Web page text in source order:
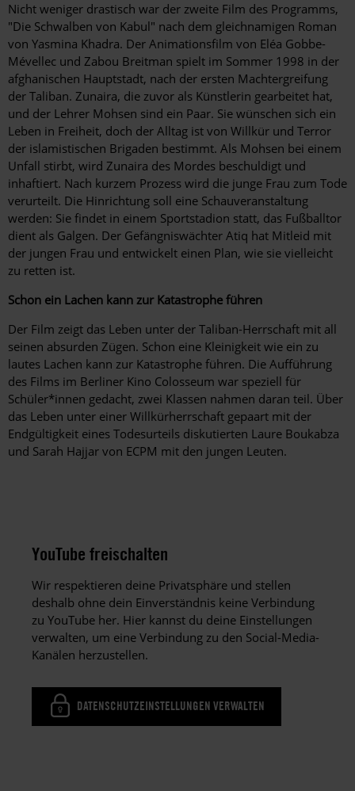
Nicht weniger drastisch war der zweite Film des Programms,
"Die Schwalben von Kabul" nach dem gleichnamigen Roman
von Yasmina Khadra. Der Animationsfilm von Eléa Gobbe-
Mévellec und Zabou Breitman spielt im Sommer 1998 in der
afghanischen Hauptstadt, nach der ersten Machtergreifung
der Taliban. Zunaira, die zuvor als Künstlerin gearbeitet hat,
und der Lehrer Mohsen sind ein Paar. Sie wünschen sich ein
Leben in Freiheit, doch der Alltag ist von Willkür und Terror
der islamistischen Brigaden bestimmt. Als Mohsen bei einem
Unfall stirbt, wird Zunaira des Mordes beschuldigt und
inhaftiert. Nach kurzem Prozess wird die junge Frau zum Tode
verurteilt. Die Hinrichtung soll eine Schauveranstaltung
werden: Sie findet in einem Sportstadion statt, das Fußballtor
dient als Galgen. Der Gefängniswächter Atiq hat Mitleid mit
der jungen Frau und entwickelt einen Plan, wie sie vielleicht
zu retten ist.
Schon ein Lachen kann zur Katastrophe führen
Der Film zeigt das Leben unter der Taliban-Herrschaft mit all
seinen absurden Zügen. Schon eine Kleinigkeit wie ein zu
lautes Lachen kann zur Katastrophe führen. Die Aufführung
des Films im Berliner Kino Colosseum war speziell für
Schüler*innen gedacht, zwei Klassen nahmen daran teil. Über
das Leben unter einer Willkürherrschaft gepaart mit der
Endgültigkeit eines Todesurteils diskutierten Laure Boukabza
und Sarah Hajjar von ECPM mit den jungen Leuten.
YouTube freischalten
Wir respektieren deine Privatsphäre und stellen
deshalb ohne dein Einverständnis keine Verbindung
zu YouTube her. Hier kannst du deine Einstellungen
verwalten, um eine Verbindung zu den Social-Media-
Kanälen herzustellen.
DATENSCHUTZEINSTELLUNGEN VERWALTEN